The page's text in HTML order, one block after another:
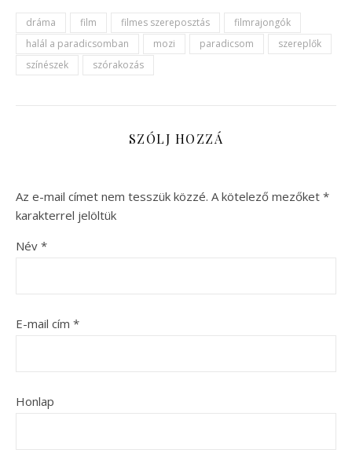
dráma film filmes szereposztás
filmrajongók
halál a paradicsomban
mozi paradicsom
szereplők
színészek
szórakozás
SZÓLJ HOZZÁ
Az e-mail címet nem tesszük közzé. A kötelező mezőket *
karakterrel jelöltük
Név *
E-mail cím *
Honlap